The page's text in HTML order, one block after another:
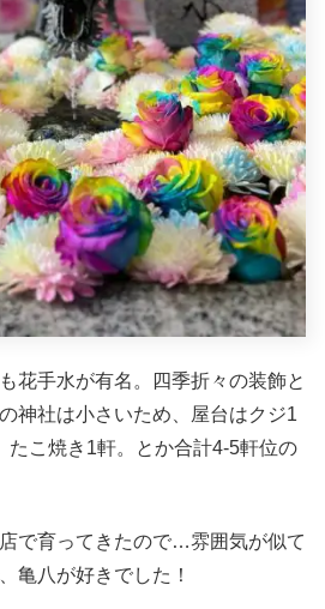
花手水が有名。四季折々の装飾と
神社は小さいため、屋台はクジ1
たこ焼き1軒。とか合計4-5軒位の
で育ってきたので…雰囲気が似て
亀八が好きでした！